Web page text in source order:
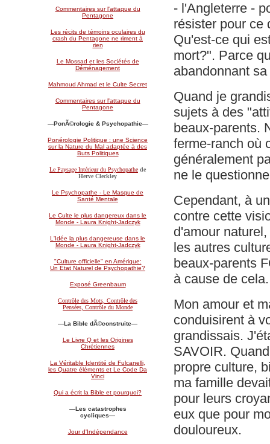
Commentaires sur l'attaque du
Pentagone
Les récits de témoins oculaires du
crash du Pentagone ne riment à
rien
Le Mossad et les Sociétés de
Déménagement
Mahmoud Ahmad et le Culte Secret
Commentaires sur l'attaque du
Pentagone
—PonÃ©rologie & Psychopathie—
Ponérologie Politique : une Science
sur la Nature du Mal adaptée à des
Buts Politiques
Le Paysage Intérieur du Psychopathe de
Herve Cleckley
Le Psychopathe - Le Masque de
Santé Mentale
Le Culte le plus dangereux dans le
Monde - Laura Knight-Jadczyk
L'Idée la plus dangereuse dans le
Monde - Laura Knight-Jadczyk
"Culture officielle" en Amérique:
Un Etat Naturel de Psychopathie?
Exposé Greenbaum
Contrôle des Mots, Contrôle des
Pensées, Contrôle du Monde
—La Bible dÃ©construite—
Le Livre Q et les Origines
Chrétiennes
La Véritable Identité de Fulcanelli,
les Quatre éléments et Le Code Da
Vinci
Qui a écrit la Bible et pourquoi?
—Les catastrophes
cycliques—
Jour d'Indépendance
- l'Angleterre -
résister pour ce
Qu'est-ce qui
mort?". Parce
abandonnant
Quand je
sujets à des
beaux-parents.
ferme-ranch où
généralement
ne le
Cependant, à
contre cette
d'amour
les autres
beaux-parents
à cause de cela.
Mon amour et
conduisirent à
grandissais.
SAVOIR.
propre culture,
ma famille
pour leurs
eux que pour
douloureux.